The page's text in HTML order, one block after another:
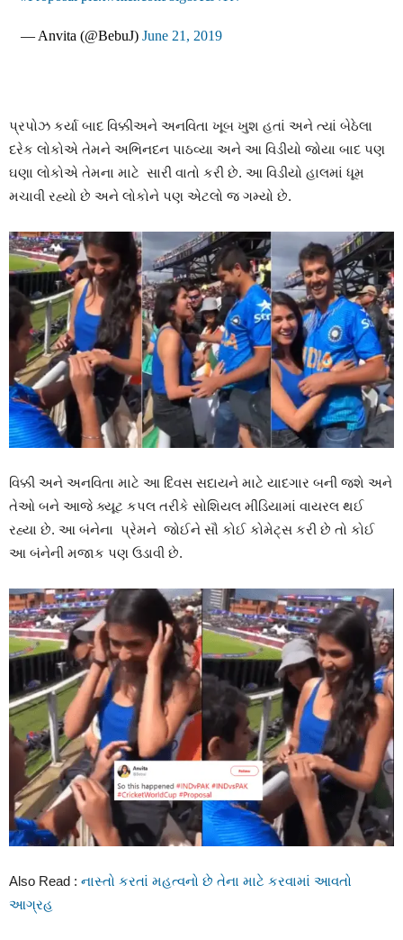
— Anvita (@BebuJ) June 21, 2019
પ્રપોઝ કર્યા બાદ વિક્કીઅને અનવિતા ખૂબ ખુશ હતાં અને ત્યાં બેઠેલા
દરેક લોકોએ તેમને અભિનદન પાઠવ્યા અને આ વિડીયો જોયા બાદ પણ
ઘણા લોકોએ તેમના માટે સારી વાતો કરી છે. આ વિડીયો હાલમાં ધૂમ
મચાવી રહ્યો છે અને લોકોને પણ એટલો જ ગમ્યો છે.
વિક્કી અને અનવિતા માટે આ દિવસ સદાયને માટે યાદગાર બની જશે અને
તેઓ બને આજે ક્યૂટ કપલ તરીકે સોશિયલ મીડિયામાં વાયરલ થઈ
રહ્યા છે. આ બંનેના પ્રેમને જોઈને સૌ કોઈ કોમેટ્સ કરી છે તો કોઈ
આ બંનેની મજાક પણ ઉડાવી છે.
Also Read : નાસ્તો કરતાં મહત્વનો છે તેના માટે કરવામાં આવતો
આગ્રહ